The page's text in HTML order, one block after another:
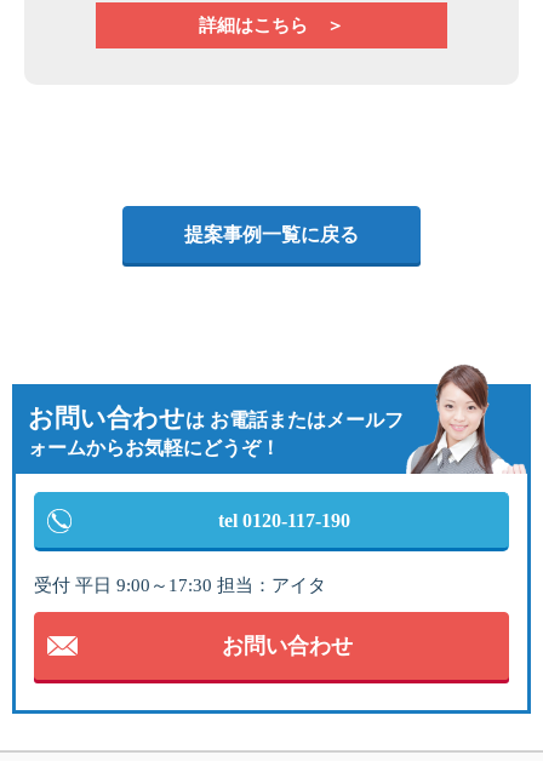
詳細はこちら ＞
提案事例一覧に戻る
お問い合わせは お電話またはメールフ
ォームからお気軽にどうぞ！
tel 0120-117-190
受付 平日 9:00～17:30 担当：アイタ
お問い合わせ